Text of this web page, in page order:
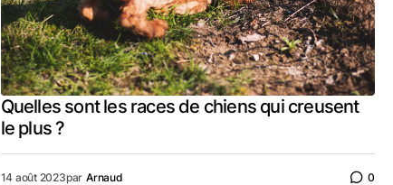
Quelles sont les races de chiens qui creusent
le plus ?
14 août 2023par Arnaud 0